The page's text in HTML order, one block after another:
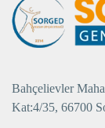
Bahçelievler
Kat:4/35, 66700